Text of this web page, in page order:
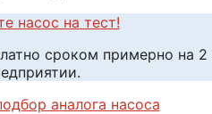
насос на тест!
сроком примерно
аналога насоса